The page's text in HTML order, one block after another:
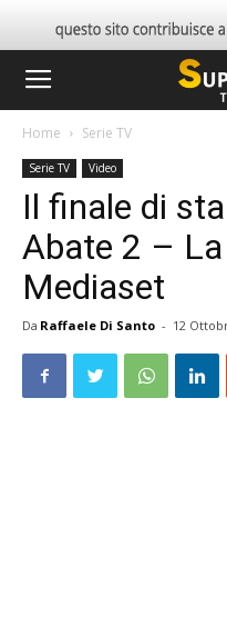
Home Serie TV
Serie TV Video
Il finale di
Abate 2 –
Mediaset
Da Raffaele Di Santo - 12